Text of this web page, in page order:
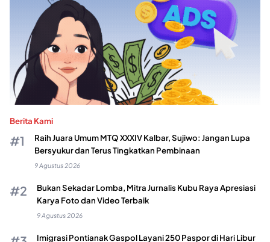
Berita Kami
Raih Juara Umum MTQ XXXIV Kalbar, Sujiwo: Jangan Lupa
Bersyukur dan Terus Tingkatkan Pembinaan
9 Agustus 2026
Bukan Sekadar Lomba, Mitra Jurnalis Kubu Raya Apresiasi
Karya Foto dan Video Terbaik
9 Agustus 2026
Imigrasi Pontianak Gaspol Layani 250 Paspor di Hari Libur